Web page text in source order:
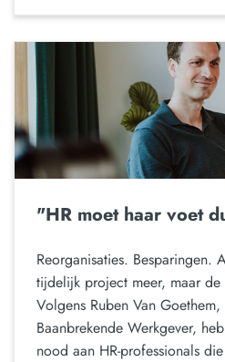
"HR moet haar voet
Reorganisaties. Besparingen.
tijdelijk project meer, maar
Volgens Ruben Van
Baanbrekende Werkgever,
nood aan HR-professionals